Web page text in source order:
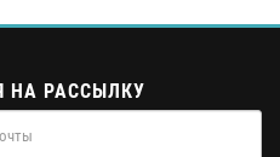
НА РАССЫЛКУ